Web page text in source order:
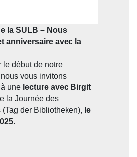
la SULB – Nous
anniversaire avec la
le début de notre
vous invitons
une lecture avec Birgit
la Journée des
(Tag der Bibliotheken), le
.